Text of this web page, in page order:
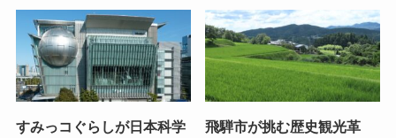
すみっコぐらしが日本科学
飛騨市が挑む歴史観光革